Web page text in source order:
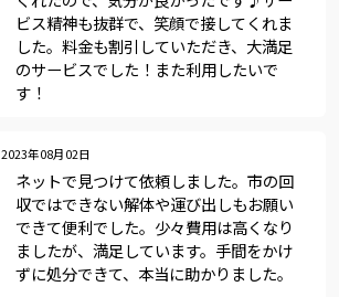
ビス精神も抜群で、笑顔で接してくれま
した。料金も割引していただき、大満足
のサービスでした！また利用したいで
す！
2023年08月02日
ネットで見つけて依頼しました。市の回
収ではできない解体や運び出しもお願い
できて便利でした。少々費用は高くなり
ましたが、満足しています。手間をかけ
ずに処分できて、本当に助かりました。